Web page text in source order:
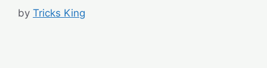
by Tricks King